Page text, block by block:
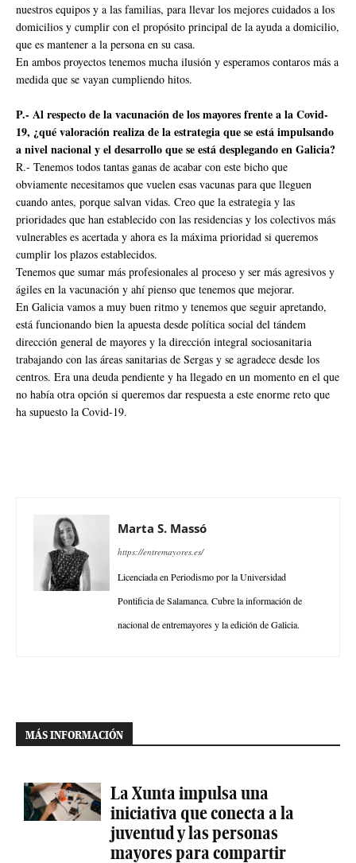
nuestros equipos y a las familias, para llevar los mejores cuidados a los
domicilios y cumplir con el propósito principal de la ayuda a domicilio,
que es mantener a la persona en su casa.
En ambos proyectos tenemos mucha ilusión y esperamos contaros más a
medida que se vayan cumpliendo hitos.
P.- Al respecto de la vacunación de los mayores frente a la Covid-
19, ¿qué valoración realiza de la estrategia que se está impulsando
a nivel nacional y el desarrollo que se está desplegando en Galicia?
R.- Tenemos todos tantas ganas de acabar con este bicho que
obviamente necesitamos que vuelen esas vacunas para que lleguen
cuando antes, porque salvan vidas. Creo que la estrategia y las
prioridades que han establecido con las residencias y los colectivos más
vulnerables es acertada y ahora es la máxima prioridad si queremos
cumplir los plazos establecidos.
Tenemos que sumar más profesionales al proceso y ser más agresivos y
ágiles en la vacunación y ahí pienso que tenemos que mejorar.
En Galicia vamos a muy buen ritmo y tenemos que seguir apretando,
está funcionando bien la apuesta desde política social del tándem
dirección general de mayores y la dirección integral sociosanitaria
trabajando con las áreas sanitarias de Sergas y se agradece desde los
centros. Era una deuda pendiente y ha llegado en un momento en el que
no había otra opción si queremos dar respuesta a este enorme reto que
ha supuesto la Covid-19.
Marta S. Massó
https://entremayores.es/
Licenciada en Periodismo por la Universidad
Pontificia de Salamanca. Cubre la información de
nacional de entremayores y la edición de Galicia.
MÁS INFORMACIÓN
La Xunta impulsa una
iniciativa que conecta a la
juventud y las personas
mayores para compartir